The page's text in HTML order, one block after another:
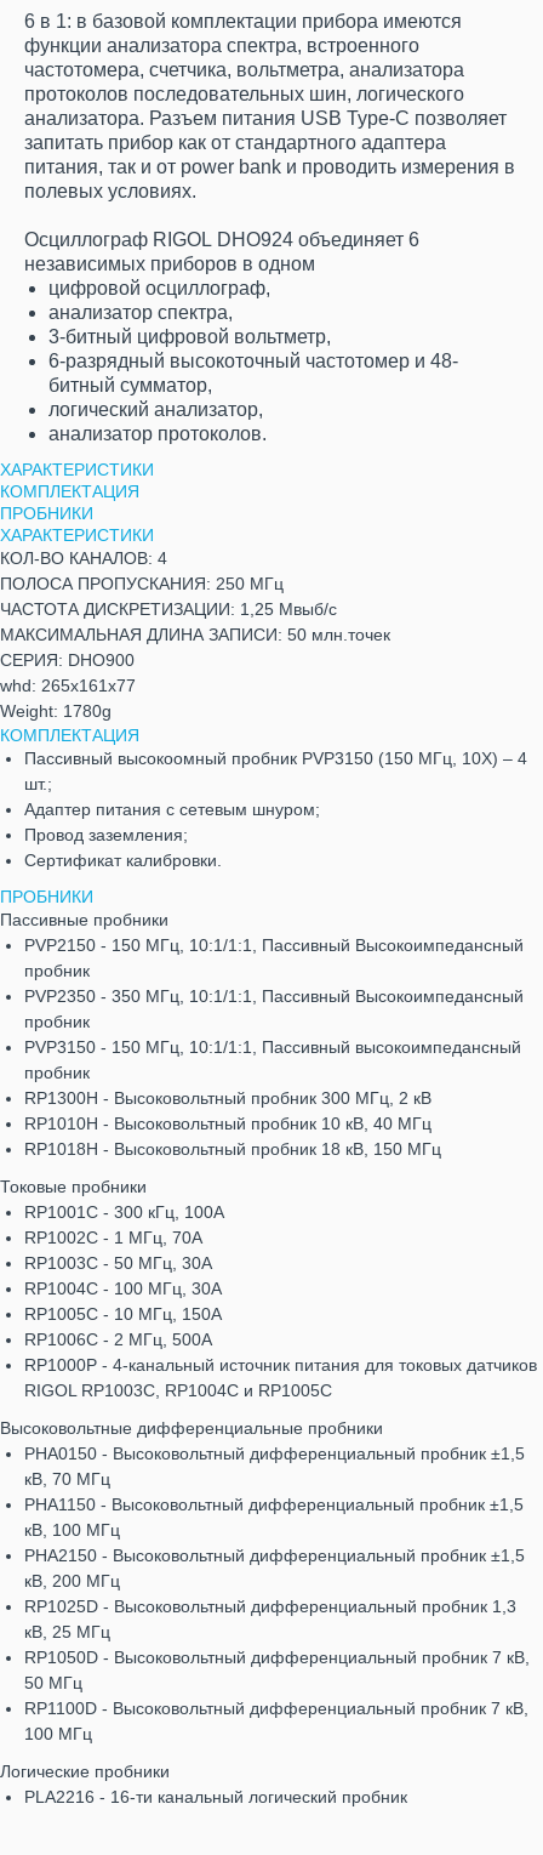
6 в 1: в базовой комплектации прибора имеются
функции анализатора спектра, встроенного
частотомера, счетчика, вольтметра, анализатора
протоколов последовательных шин, логического
анализатора. Разъем питания USB Type-C позволяет
запитать прибор как от стандартного адаптера
питания, так и от power bank и проводить измерения в
полевых условиях.
Осциллограф RIGOL DHO924 объединяет 6
независимых приборов в одном
цифровой осциллограф,
анализатор спектра,
3-битный цифровой вольтметр,
6-разрядный высокоточный частотомер и 48-
битный сумматор,
логический анализатор,
анализатор протоколов.
ХАРАКТЕРИСТИКИ
КОМПЛЕКТАЦИЯ
ПРОБНИКИ
ХАРАКТЕРИСТИКИ
КОЛ-ВО КАНАЛОВ: 4
ПОЛОСА ПРОПУСКАНИЯ: 250 МГц
ЧАСТОТА ДИСКРЕТИЗАЦИИ: 1,25 Мвыб/с
МАКСИМАЛЬНАЯ ДЛИНА ЗАПИСИ: 50 млн.точек
СЕРИЯ: DHO900
whd: 265x161x77
Weight: 1780g
КОМПЛЕКТАЦИЯ
Пассивный высокоомный пробник PVP3150 (150 МГц, 10Х) – 4
шт.;
Адаптер питания с сетевым шнуром;
Провод заземления;
Сертификат калибровки.
ПРОБНИКИ
Пассивные пробники
PVP2150 - 150 МГц, 10:1/1:1, Пассивный Высокоимпедансный
пробник
PVP2350 - 350 МГц, 10:1/1:1, Пассивный Высокоимпедансный
пробник
PVP3150 - 150 МГц, 10:1/1:1, Пассивный высокоимпедансный
пробник
RP1300H - Высоковольтный пробник 300 МГц, 2 кВ
RP1010H - Высоковольтный пробник 10 кВ, 40 МГц
RP1018H - Высоковольтный пробник 18 кВ, 150 МГц
Токовые пробники
RP1001C - 300 кГц, 100А
RP1002C - 1 МГц, 70А
RP1003C - 50 МГц, 30А
RP1004C - 100 МГц, 30А
RP1005C - 10 МГц, 150А
RP1006C - 2 МГц, 500А
RP1000P - 4-канальный источник питания для токовых датчиков
RIGOL RP1003C, RP1004C и RP1005C
Высоковольтные дифференциальные пробники
PHA0150 - Высоковольтный дифференциальный пробник ±1,5
кВ, 70 МГц
PHA1150 - Высоковольтный дифференциальный пробник ±1,5
кВ, 100 МГц
PHA2150 - Высоковольтный дифференциальный пробник ±1,5
кВ, 200 МГц
RP1025D - Высоковольтный дифференциальный пробник 1,3
кВ, 25 МГц
RP1050D - Высоковольтный дифференциальный пробник 7 кВ,
50 МГц
RP1100D - Высоковольтный дифференциальный пробник 7 кВ,
100 МГц
Логические пробники
PLA2216 - 16-ти канальный логический пробник